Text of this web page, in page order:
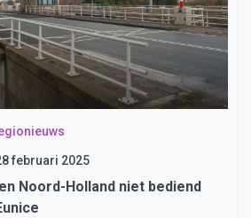
februari 2025
Noord-Holland niet bediend